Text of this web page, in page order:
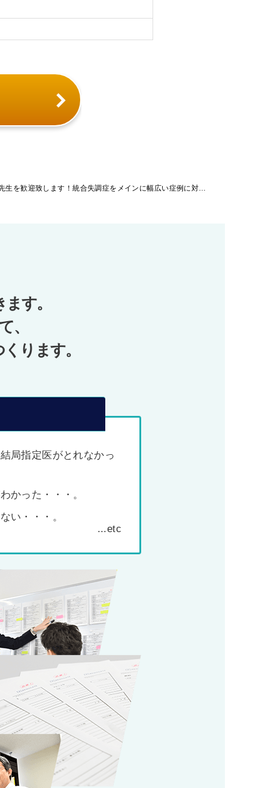
す。
、
ります。
局指定医がとれなかっ
かった・・・。
い・・・。